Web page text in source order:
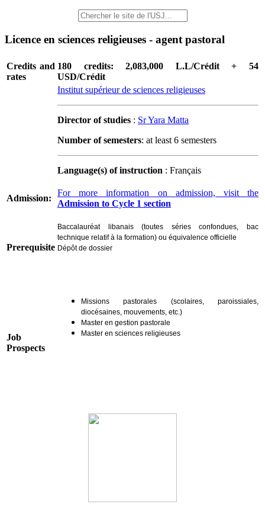
Licence en sciences religieuses - agent pastoral
Credits and
rates
180 credits: 2,083,000 L.L/Crédit + 54
USD/Crédit
Institut supérieur de sciences religieuses
Director of studies : Sr Yara Matta
Number of semesters: at least 6 semesters
Language(s) of instruction : Français
Admission:
For more information on admission, visit the
Admission to Cycle 1 section
Prerequisite
Baccalauréat libanais (toutes séries confondues, bac
technique relatif à la formation) ou équivalence officielle
Dépôt de dossier
Job
Prospects
Missions pastorales (scolaires, paroissiales,
diocésaines, mouvements, etc.)
Master en gestion pastorale
Master en sciences religieuses